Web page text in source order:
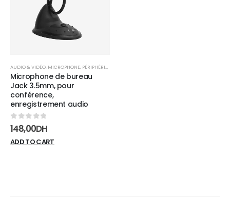
AUDIO & VIDÉO, MICROPHONE, PÉRIPHÉRIQUES
Microphone de bureau
Jack 3.5mm, pour
conférence,
enregistrement audio
0 sur 5
148,00DH
ADD TO CART